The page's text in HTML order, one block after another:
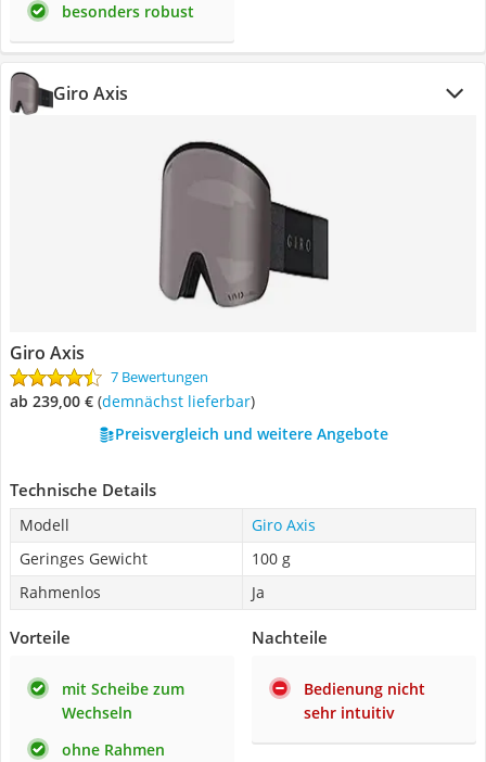
besonders robust
Giro Axis
Giro Axis
7 Bewertungen
ab 239,00 € ( Demnächst lieferbar)
Preisvergleich und weitere Angebote
Technische Details
Modell
Giro Axis
Geringes Gewicht
100 g
Rahmenlos
Ja
Vorteile
mit Scheibe zum
Wechseln
ohne Rahmen
Nachteile
Bedienung nicht
sehr intuitiv